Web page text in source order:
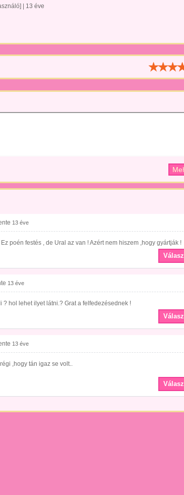
13 éve
13 éve
poén festés , de Ural az van ! Azért nem hiszem ,hogy gyártják !
Válasz
13 éve
? hol lehet ilyet látni.? Grat a felfedezésednek !
Válasz
13 éve
,hogy tán igaz se volt..
Válasz